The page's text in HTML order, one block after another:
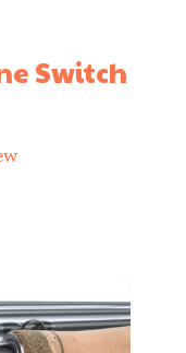
Switch